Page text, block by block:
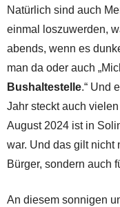
Natürlich sind auch
einmal loszuwerden,
abends, wenn es
man da oder auch
Bushaltestelle.“ Und
Jahr steckt auch
August 2024 ist in
war. Und das gilt nicht
Bürger, sondern auch
An diesem sonnigen